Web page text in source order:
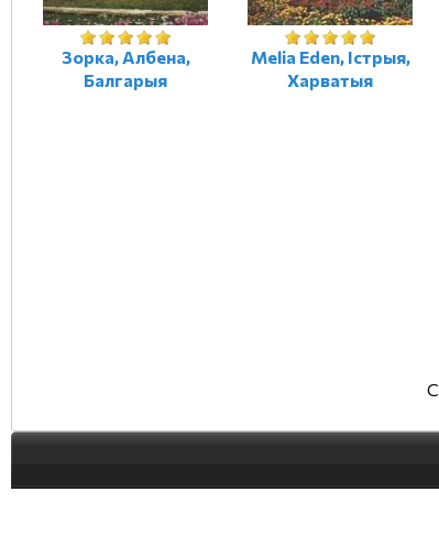
Зорка, Албена,
Балгарыя
Melia Eden, Істрыя,
Харватыя